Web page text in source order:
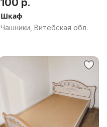
100 р.
Шкаф
Чашники, Витебская обл.